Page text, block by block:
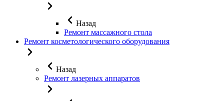
Назад
Ремонт массажного стола
Ремонт косметологического оборудования
Назад
Ремонт лазерных аппаратов